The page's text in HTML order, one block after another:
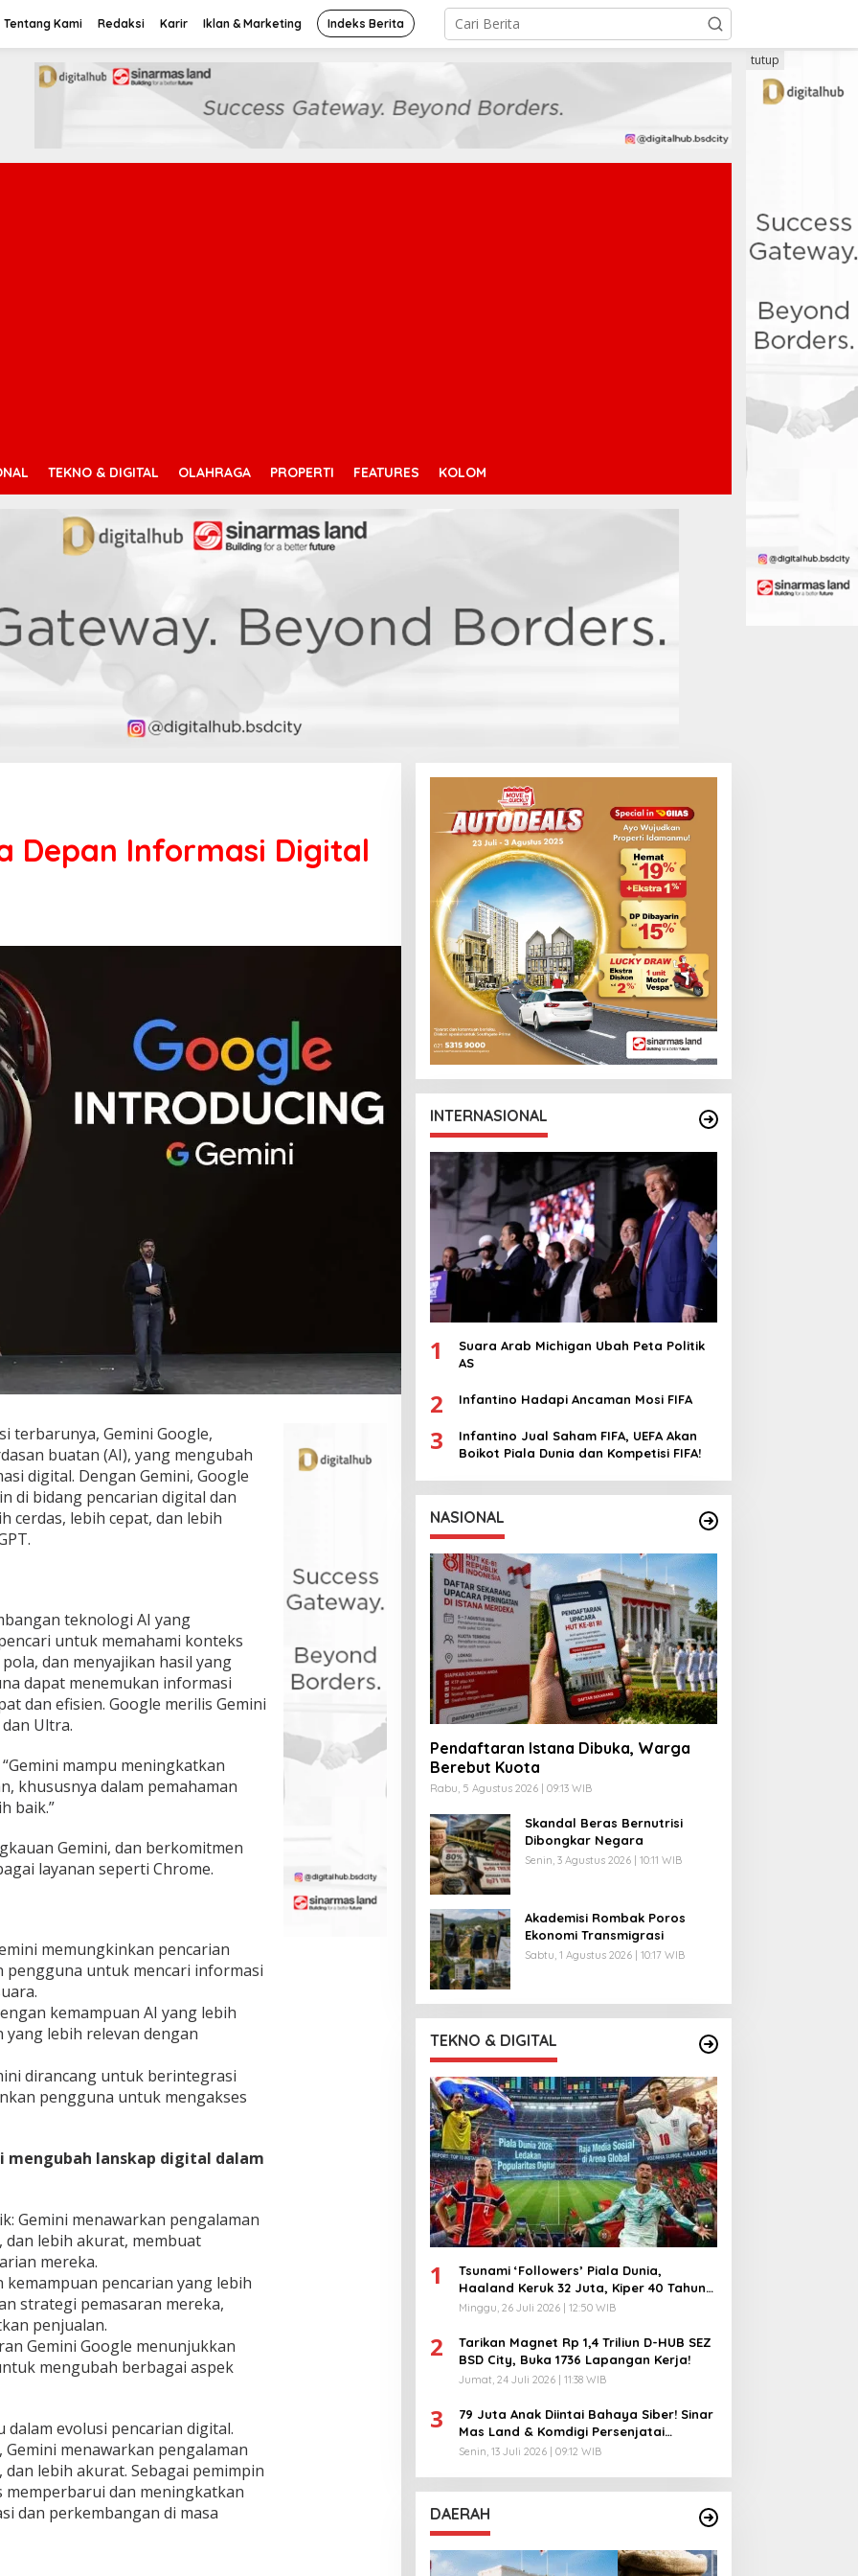
Tentang Kami Redaksi Karir Iklan & Marketing Indeks Berita
TEKNO & DIGITAL OLAHRAGA PROPERTI FEATURES KOLOM
tutup
Depan Informasi Digital
terbarunya, Gemini Google,
buatan (AI), yang mengubah
digital. Dengan Gemini, Google
di bidang pencarian digital dan
cerdas, lebih cepat, dan lebih
teknologi AI yang
untuk memahami konteks
dan menyajikan hasil yang
dapat menemukan informasi
dan efisien. Google merilis Gemini
Ultra.
mampu meningkatkan
khususnya dalam pemahaman
baik.”
Gemini, dan berkomitmen
layanan seperti Chrome.
memungkinkan pencarian
untuk mencari informasi
kemampuan AI yang lebih
yang lebih relevan dengan
dirancang untuk berintegrasi
pengguna untuk mengakses
mengubah lanskap digital dalam
Gemini menawarkan pengalaman
dan lebih akurat, membuat
mereka.
kemampuan pencarian yang lebih
strategi pemasaran mereka,
penjualan.
Gemini Google menunjukkan
mengubah berbagai aspek
evolusi pencarian digital.
menawarkan pengalaman
lebih akurat. Sebagai pemimpin
dan meningkatkan
dan perkembangan di masa
INTERNASIONAL
1
Suara Arab Michigan Ubah Peta Politik
AS
2 Infantino Hadapi Ancaman Mosi FIFA
3
Infantino Jual Saham FIFA, UEFA Akan
Boikot Piala Dunia dan Kompetisi FIFA!
NASIONAL
Pendaftaran Istana Dibuka, Warga
Berebut Kuota
Rabu, 5 Agustus 2026 | 09:13 WIB
Skandal Beras Bernutrisi
Dibongkar Negara
Senin, 3 Agustus 2026 | 10:11 WIB
Akademisi Rombak Poros
Ekonomi Transmigrasi
Sabtu, 1 Agustus 2026 | 10:17 WIB
TEKNO & DIGITAL
1
Tsunami ‘Followers’ Piala Dunia,
Haaland Keruk 32 Juta, Kiper 40 Tahun
Bikin Geger!
Minggu, 26 Juli 2026 | 12:50 WIB
2
Tarikan Magnet Rp 1,4 Triliun D-HUB SEZ
BSD City, Buka 1736 Lapangan Kerja!
Jumat, 24 Juli 2026 | 11:38 WIB
3
79 Juta Anak Diintai Bahaya Siber! Sinar
Mas Land & Komdigi Persenjatai
Ratusan Guru!
Senin, 13 Juli 2026 | 09:12 WIB
DAERAH